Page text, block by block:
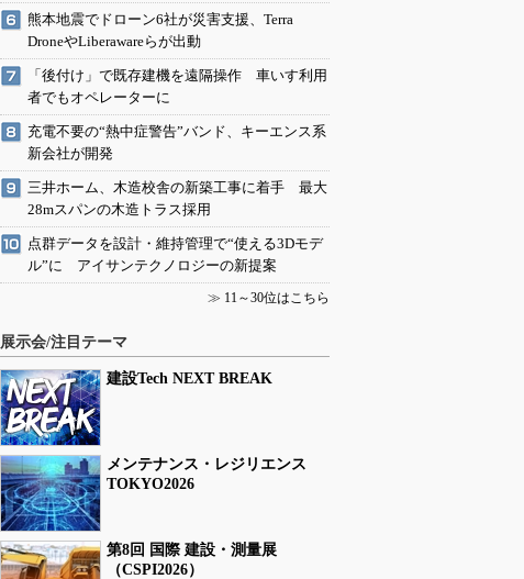
熊本地震でドローン6社が災害支援、Terra
DroneやLiberawareらが出動
「後付け」で既存建機を遠隔操作 車いす利用
者でもオペレーターに
充電不要の“熱中症警告”バンド、キーエンス系
新会社が開発
三井ホーム、木造校舎の新築工事に着手 最大
28mスパンの木造トラス採用
点群データを設計・維持管理で“使える3Dモデ
ル”に アイサンテクノロジーの新提案
≫ 11～30位はこちら
展示会/注目テーマ
建設Tech NEXT BREAK
メンテナンス・レジリエンス
TOKYO2026
第8回 国際 建設・測量展
（CSPI2026）